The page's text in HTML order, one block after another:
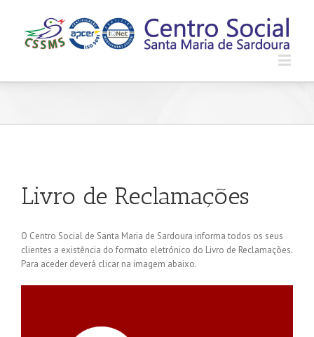
Livro de Reclamações
O Centro Social de Santa Maria de Sardoura informa todos os seus
clientes a existência do formato eletrónico do Livro de Reclamações.
Para aceder deverá clicar na imagem abaixo.